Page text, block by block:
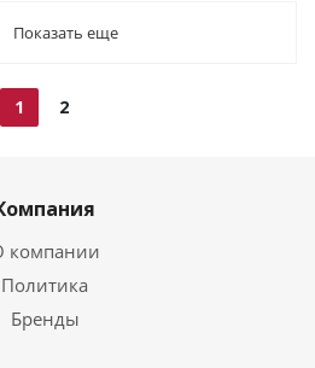
Показать еще
1 2
компании
Политика
Бренды